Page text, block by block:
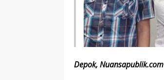
Depok, Nuansapublik.com